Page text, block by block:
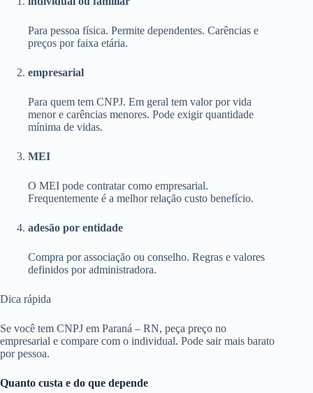
Para pessoa física. Permite dependentes. Carências e
preços por faixa etária.
empresarial
Para quem tem CNPJ. Em geral tem valor por vida
menor e carências menores. Pode exigir quantidade
mínima de vidas.
MEI
O MEI pode contratar como empresarial.
Frequentemente é a melhor relação custo benefício.
adesão por entidade
Compra por associação ou conselho. Regras e valores
definidos por administradora.
Dica rápida
Se você tem CNPJ em Paraná – RN, peça preço no
empresarial e compare com o individual. Pode sair mais barato
por pessoa.
Quanto custa e do que depende